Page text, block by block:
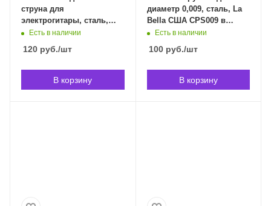
струна для
электрогитары, сталь,
011, La Bella HRS-P011 в
Есть в наличии
120 руб./шт
В корзину
диаметр 0,009, сталь, La
Bella США CPS009 в
Владивостоке
Есть в наличии
100руб./шт
В корзину